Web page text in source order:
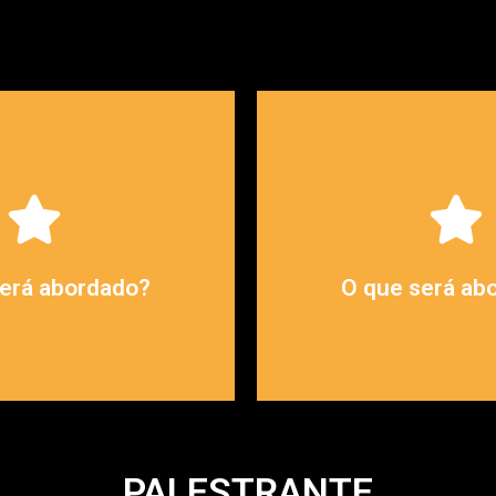
abordado?
Business Analytics
Spotter.
O que será
relatórios para